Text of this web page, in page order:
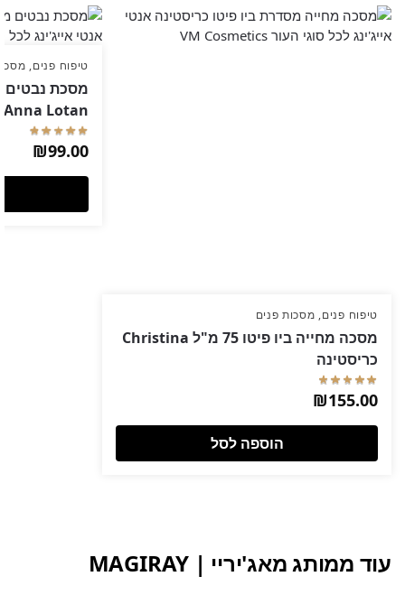
טיפוח פנים, מסכות פנים
מסכה מחייה ביו פיטו 75 מ"ל Christina
כריסטינה
₪155.00
הוספה לסל
טיפוח פנים,
Anna Lotan אנה לוטן
₪99.00
עוד ממותג מאג'יריי | MAGIRAY